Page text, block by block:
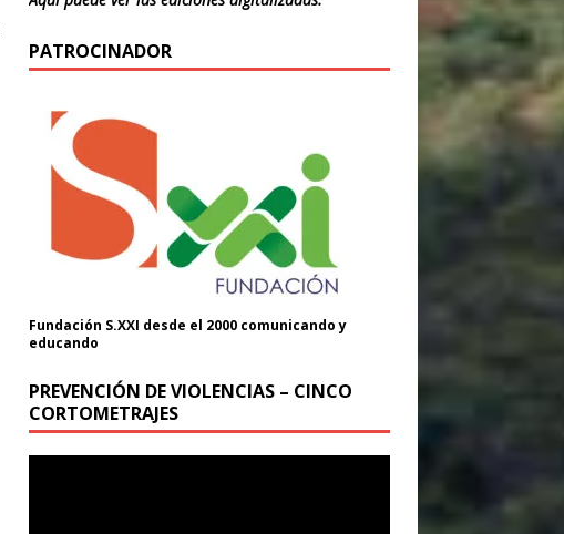
PATROCINADOR
Fundación S.XXI desde el 2000 comunicando y
educando
PREVENCIÓN DE VIOLENCIAS – CINCO
CORTOMETRAJES